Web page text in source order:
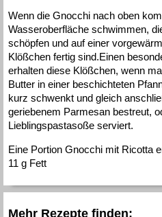
Wenn die Gnocchi nach oben
Wasseroberfläche schwimmen,
schöpfen und auf einer
Klößchen fertig sind.Einen
erhalten diese Klößchen, wenn
Butter in einer beschichteten
kurz schwenkt und gleich
geriebenem Parmesan bestreut,
Lieblingspastasoße serviert.
Eine Portion Gnocchi mit Ricotta
11 g Fett
Mehr Rezepte finden: